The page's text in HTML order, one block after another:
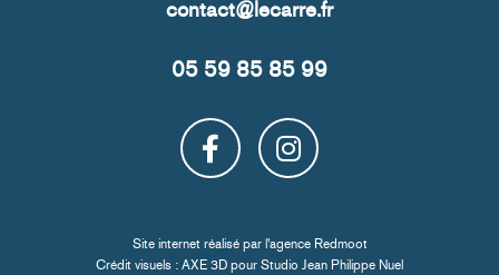
05 59 85 85 99
Site internet réalisé par l'agence Redmoot
Crédit visuels : AXE 3D pour Studio Jean Philippe Nuel